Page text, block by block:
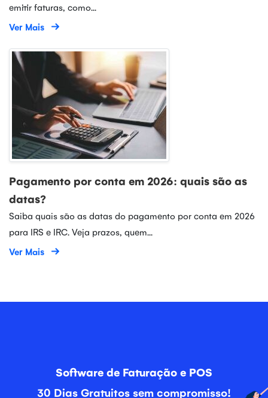
emitir faturas, como...
Ver Mais
Pagamento por conta em 2026: quais são as
datas?
Saiba quais são as datas do pagamento por conta em 2026
para IRS e IRC. Veja prazos, quem...
Ver Mais
Software de Faturação e POS
30 Dias Gratuitos sem compromisso!